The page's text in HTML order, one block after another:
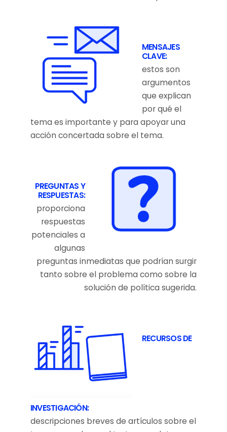
MENSAJES
CLAVE:
estos son
argumentos
que explican
por qué el
tema es importante y para apoyar una
acción concertada sobre el tema.
PREGUNTAS Y
RESPUESTAS:
proporciona
respuestas
potenciales a
algunas
preguntas inmediatas que podrían surgir
tanto sobre el problema como sobre la
solución de política sugerida.
RECURSOS DE
INVESTIGACIÓN:
descripciones breves de artículos sobre el